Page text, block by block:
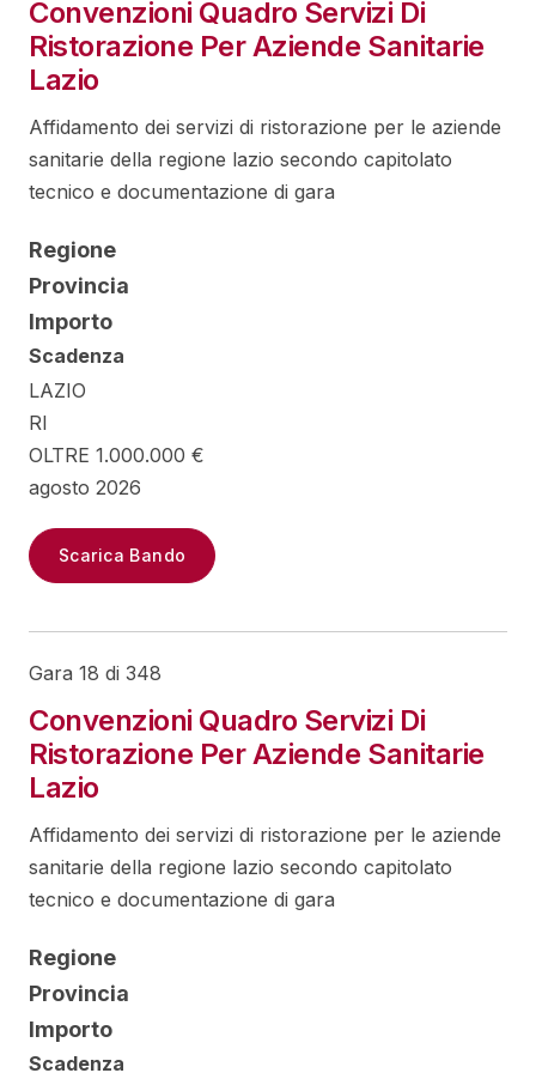
Convenzioni Quadro Servizi Di
Ristorazione Per Aziende Sanitarie
Lazio
Affidamento dei servizi di ristorazione per le aziende
sanitarie della regione lazio secondo capitolato
tecnico e documentazione di gara
Regione
Provincia
Importo
Scadenza
LAZIO
RI
OLTRE 1.000.000 €
agosto 2026
Scarica Bando
Gara 18 di 348
Convenzioni Quadro Servizi Di
Ristorazione Per Aziende Sanitarie
Lazio
Affidamento dei servizi di ristorazione per le aziende
sanitarie della regione lazio secondo capitolato
tecnico e documentazione di gara
Regione
Provincia
Importo
Scadenza